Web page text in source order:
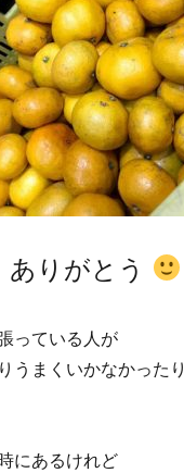
ありがとう
っている人が
うまくいかなかったり
にあるけれど